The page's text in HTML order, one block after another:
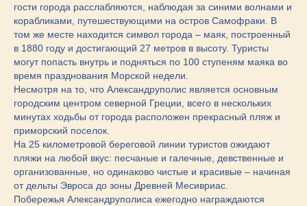
гости города расслабляются, наблюдая за синими волнами и
корабликами, путешествующими на остров Самофраки. В
том же месте находится символ города – маяк, построенный
в 1880 году и достигающий 27 метров в высоту. Туристы
могут попасть внутрь и подняться по 100 ступеням маяка во
время празднования Морской недели.
Несмотря на то, что Александруполис является основным
городским центром северной Греции, всего в нескольких
минутах ходьбы от города расположен прекрасный пляж и
приморский поселок.
На 25 километровой береговой линии туристов ожидают
пляжи на любой вкус: песчаные и галечные, девственные и
организованные, но одинаково чистые и красивые – начиная
от дельты Эвроса до зоны Древней Месивриас.
Побережья Александруполиса ежегодно награждаются